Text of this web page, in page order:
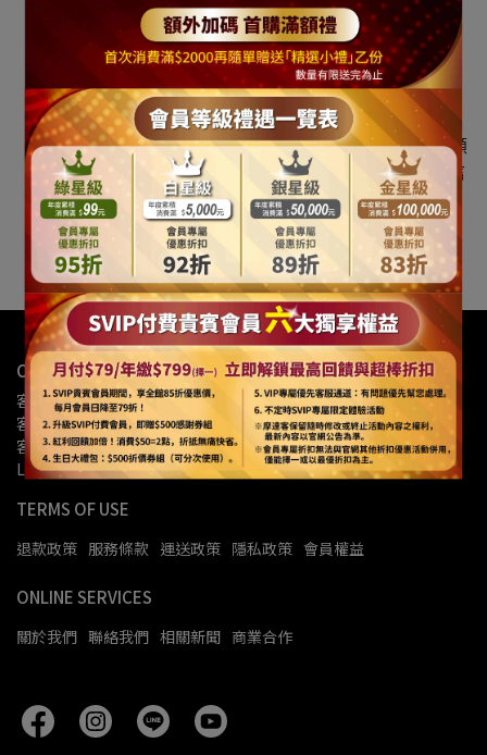
宅配司機人員安排之路線而定為準。
如選 [超商]：請留意到貨簡訊並於到貨之後七天內取
貨請勿無故未取；如造成運費損失將由顧客自行吸
收。
如遇缺貨或不可預期因素影響，未能出貨者，我們將
會以電話/email/簡訊/LINE訊息等方式 連絡通知訂購顧
客。[請於訂購時您的資料務必填寫有效常用之電子信
箱/LINE及連絡手機電話]
本服務與本公司保留接受訂單與否的權利。
更多關於退換貨疑問，請參照相關退換貨說明。
CONTACT US
客服專線：02-27150069
客服時間：週一至週五9:00-18:00
客服信箱：info@modacore.com
LINE OA官方帳號：@modacore
TERMS OF USE
退款政策 服務條款 運送政策 隱私政策 會員權益
ONLINE SERVICES
關於我們 聯絡我們 相關新聞 商業合作